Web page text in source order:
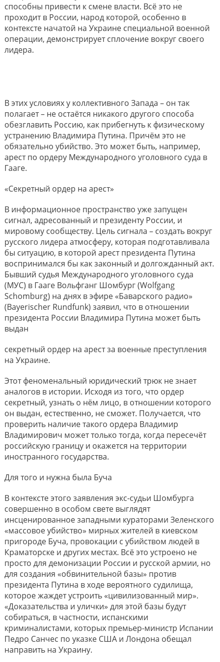
способны привести к смене власти. Всё это не
проходит в России, народ которой, особенно в
контексте начатой на Украине специальной военной
операции, демонстрирует сплочение вокруг своего
лидера.
В этих условиях у коллективного Запада – он так
полагает – не остаётся никакого другого способа
обезглавить Россию, как прибегнуть к физическому
устранению Владимира Путина. Причём это не
обязательно убийство. Это может быть, например,
арест по ордеру Международного уголовного суда в
Гааге.
«Секретный ордер на арест»
В информационное пространство уже запущен
сигнал, адресованный и президенту России, и
мировому сообществу. Цель сигнала – создать вокруг
русского лидера атмосферу, которая подготавливала
бы ситуацию, в которой арест президента Путина
воспринимался бы как законный и долгожданный акт.
Бывший судья Международного уголовного суда
(МУС) в Гааге Вольфганг Шомбург (Wolfgang
Schomburg) на днях в эфире «Баварского радио»
(Bayerischer Rundfunk) заявил, что в отношении
президента России Владимира Путина может быть
выдан
секретный ордер на арест за военные преступления
на Украине.
Этот феноменальный юридический трюк не знает
аналогов в истории. Исходя из того, что ордер
секретный, узнать о нём лицо, в отношении которого
он выдан, естественно, не сможет. Получается, что
проверить наличие такого ордера Владимир
Владимирович может только тогда, когда пересечёт
российскую границу и окажется на территории
иностранного государства.
Для того и нужна была Буча
В контексте этого заявления экс-судьи Шомбурга
совершенно в особом свете выглядят
инсценированное западными кураторами Зеленского
«массовое убийство» мирных жителей в киевском
пригороде Буча, провокации с убийством людей в
Краматорске и других местах. Всё это устроено не
просто для демонизации России и русской армии, но
для создания «обвинительной базы» против
президента Путина в ходе вероятного судилища,
которое жаждет устроить «цивилизованный мир».
«Доказательства и улички» для этой базы будут
собираться, в частности, испанскими
криминалистами, которых премьер-министр Испании
Педро Санчес по указке США и Лондона обещал
направить на Украину.